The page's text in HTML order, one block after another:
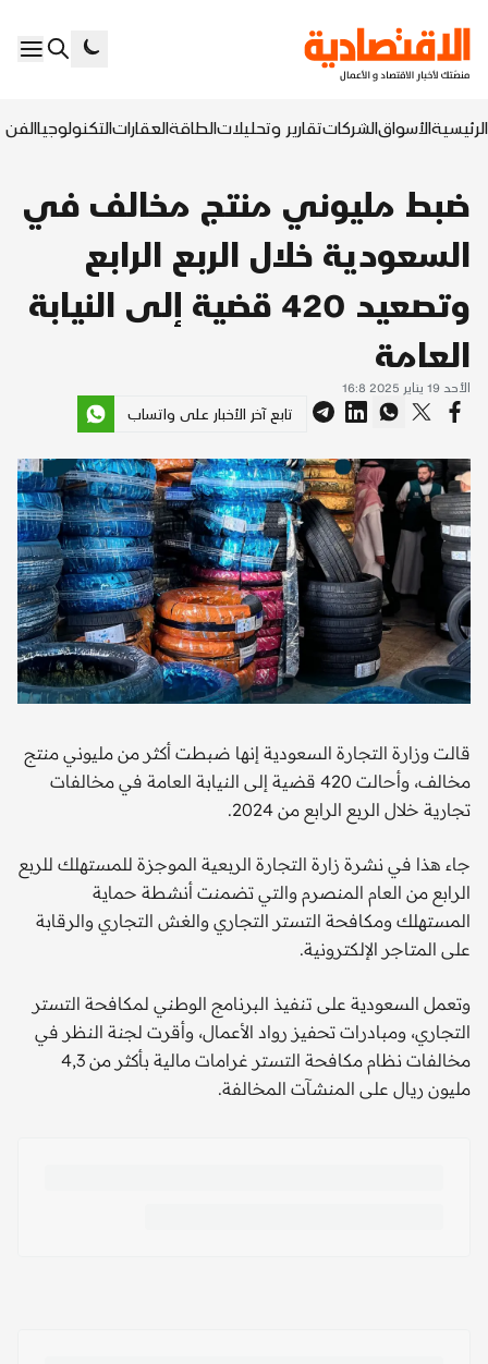
الرئيسيةالأسواقالشركاتتقارير وتحليلاتالطاقةالعقاراتالتكنولوجياالفن
ضبط مليوني منتج مخالف في
السعودية خلال الربع الرابع
وتصعيد 420 قضية إلى النيابة
العامة
الأحد 19 يناير 2025 16:8
تابع آخر الأخبار على واتساب
قالت وزارة التجارة السعودية إنها ضبطت أكثر من مليوني منتج
مخالف، وأحالت 420 قضية إلى النيابة العامة في مخالفات
تجارية خلال الربع الرابع من 2024.
جاء هذا في نشرة زارة التجارة الربعية الموجزة للمستهلك للربع
الرابع من العام المنصرم والتي تضمنت أنشطة حماية
المستهلك ومكافحة التستر التجاري والغش التجاري والرقابة
على المتاجر الإلكترونية.
وتعمل السعودية على تنفيذ البرنامج الوطني لمكافحة التستر
التجاري، ومبادرات تحفيز رواد الأعمال، وأقرت لجنة النظر في
مخالفات نظام مكافحة التستر غرامات مالية بأكثر من 4,3
مليون ريال على المنشآت المخالفة.